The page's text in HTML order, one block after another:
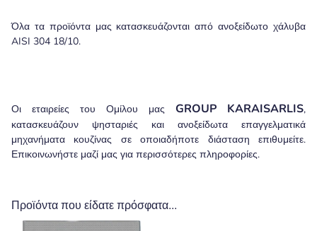
Όλα τα προϊόντα μας κατασκευάζονται από ανοξείδωτο χάλυβα
AISI 304 18/10.
Οι εταιρείες του Ομίλου μας GROUP KARAISARLIS,
κατασκευάζουν ψησταριές και ανοξείδωτα επαγγελματικά
μηχανήματα κουζίνας σε οποιαδήποτε διάσταση επιθυμείτε.
Επικοινωνήστε μαζί μας για περισσότερες πληροφορίες.
Προϊόντα που είδατε πρόσφατα...